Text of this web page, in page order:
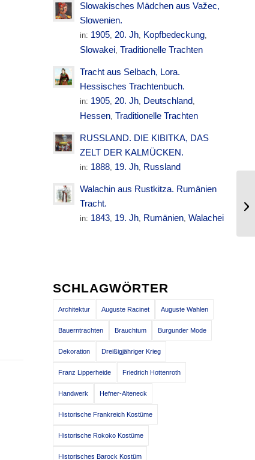
Slowakisches Mädchen aus Važec,
Slowenien.
in: 1905,20. Jh, Kopfbedeckung,
Slowakei, Traditionelle Trachten
Tracht aus Selbach, Lora.
Hessisches Trachtenbuch.
in: 1905,20. Jh, Deutschland,
Hessen, Traditionelle Trachten
RUSSLAND. DIE KIBITKA, DAS
ZELT DER KALMÜCKEN.
in: 1888, 19. Jh, Russland
Walachin aus Rustkitza. Rumänien
Tracht.
in: 1843, 19. Jh, Rumänien,Walachei
SCHLAGWÖRTER
Architektur Auguste Racinet Auguste Wahlen
Bauerntrachten Brauchtum Burgunder Mode
Dekoration Dreißigjähriger Krieg
Franz Lipperheide Friedrich Hottenroth
Handwerk Hefner-Alteneck
Historische Frankreich Kostüme
Historische Rokoko Kostüme
Historisches Barock Kostüm